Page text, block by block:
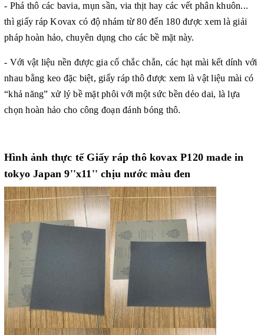
- Phá thô các bavia, mụn sần, via thịt hay các vết phân khuôn...
thì giấy ráp Kovax có độ nhám từ 80 đến 180 được xem là giải
pháp hoàn hảo, chuyên dụng cho các bề mặt này.
- Với vật liệu nền được gia cố chắc chắn, các hạt mài kết dính với
nhau bằng keo đặc biệt, giấy ráp thô được xem là vật liệu mài có
“khả năng” xử lý bề mặt phôi với một sức bền dẻo dai, là lựa
chọn hoàn hảo cho công đoạn đánh bóng thô.
Hình ảnh thực tế Giấy ráp thô kovax P120 made in
tokyo Japan 9''x11'' chịu nước màu đen